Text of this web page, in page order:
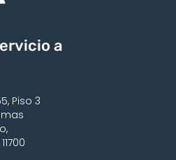
a
Piso 3